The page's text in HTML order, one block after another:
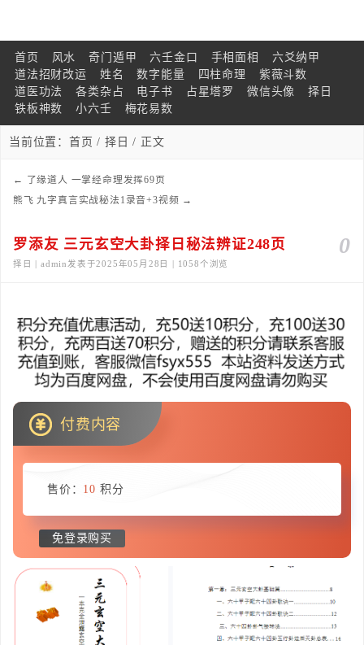
首页 风水 奇门遁甲 六壬金口 手相面相
六爻纳甲
道法招财改运
姓名 数字能量 四柱命理
紫薇斗数
道医功法
各类杂占 电子书 占星塔罗 微信头像
择日
铁板神数
小六壬 梅花易数
当前位置： 首页 /择日 / 正文
← 了缘道人 一掌经命理发挥69页
熊飞 九字真言实战秘法1录音+3视频 →
0
罗添友 三元玄空大卦择日秘法辨证248页
择日 | admin发表于2025年05月28日 | 1058个浏览
付费内容
售价： 10 积分
免登录购买